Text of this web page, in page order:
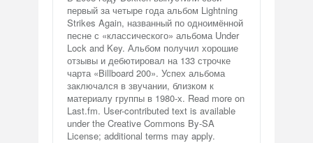
первый за четыре года альбом Lightning
Strikes Again, названный по одноимённой
песне с «классического» альбома Under
Lock and Key. Альбом получил хорошие
отзывы и дебютировал на 133 строчке
чарта «Billboard 200». Успех альбома
заключался в звучании, близком к
материалу группы в 1980-х. Read more on
Last.fm. User-contributed text is available
under the Creative Commons By-SA
License; additional terms may apply.